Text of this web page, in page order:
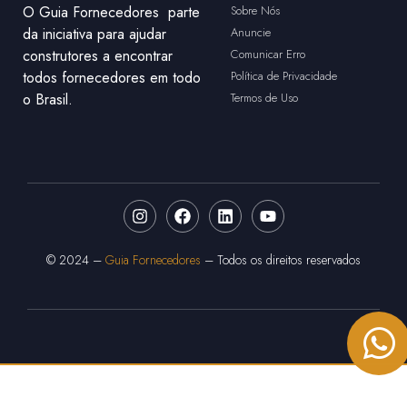
O Guia Fornecedores parte
da iniciativa para ajudar
construtores a encontrar
todos fornecedores em todo
o Brasil.
Sobre Nós
Anuncie
Comunicar Erro
Política de Privacidade
Termos de Uso
© 2024 – Guia Fornecedores – Todos os direitos reservados